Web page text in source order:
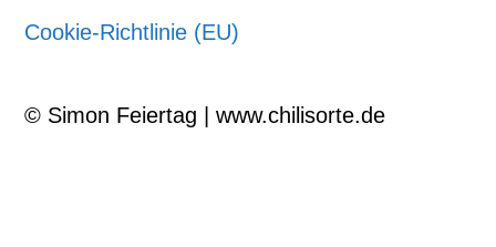
Cookie-Richtlinie (EU)
© Simon Feiertag | www.chilisorte.de